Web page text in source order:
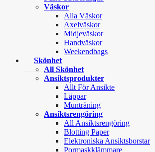
Väskor
Alla Väskor
Axelväskor
Midjeväskor
Handväskor
Weekendbags
Skönhet
All Skönhet
Ansiktsprodukter
Allt För Ansikte
Läppar
Munträning
Ansiktsrengöring
All Ansiktsrengöring
Blotting Paper
Elektroniska Ansiktsborstar
Pormaskklämmare